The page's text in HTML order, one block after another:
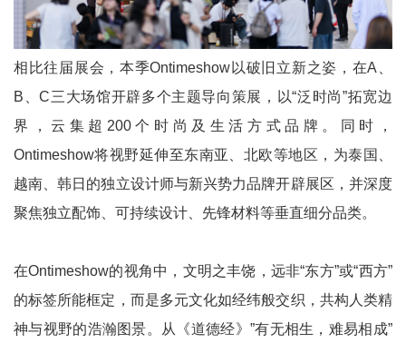
相比往届展会，本季Ontimeshow以破旧立新之姿，在A、
B、C三大场馆开辟多个主题导向策展，以“泛时尚”拓宽边
界，云集超200个时尚及生活方式品牌。同时，
Ontimeshow将视野延伸至东南亚、北欧等地区，为泰国、
越南、韩日的独立设计师与新兴势力品牌开辟展区，并深度
聚焦独立配饰、可持续设计、先锋材料等垂直细分品类。
在Ontimeshow的视角中，文明之丰饶，远非“东方”或“西方”
的标签所能框定，而是多元文化如经纬般交织，共构人类精
神与视野的浩瀚图景。从《道德经》”有无相生，难易相成”